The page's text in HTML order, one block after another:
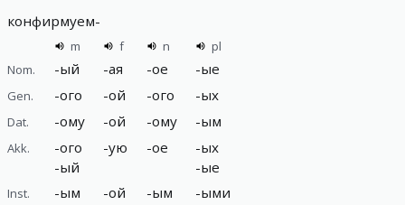
конфирмуем-
m f n
pl
Nom.
-ый -ая -ое -ые
Gen. -ого -ой -ого -ых
Dat. -ому -ой -ому -ым
Akk. -ого
-ый
-ую -ое -ых
-ые
Inst. -ым -ой
-ым -ыми